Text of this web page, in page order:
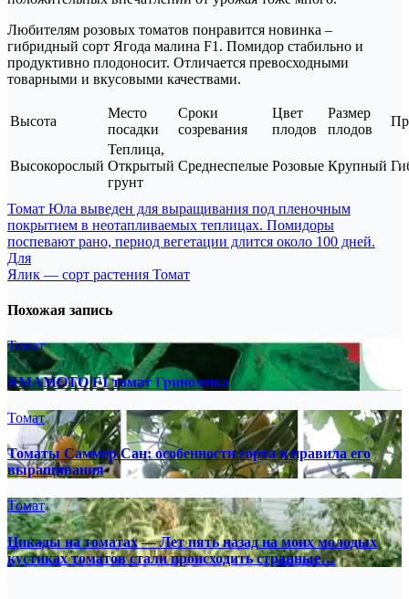
Любителям розовых томатов понравится новинка –
гибридный сорт Ягода малина F1. Помидор стабильно и
продуктивно плодоносит. Отличается превосходными
товарными и вкусовыми качествами.
Высота
Место
посадки
Сроки
созревания
Цвет
плодов
Размер
плодов
Высокорослый
Теплица,
Открытый
грунт
Среднеспелые Розовые Крупный
Навигация
по
записям
Томат Юла выведен для выращивания под пленочным
покрытием в неотапливаемых теплицах. Помидоры
поспевают рано, период вегетации длится около 100 дней.
Для
Ялик — сорт растения Томат
Похожая запись
Томат
ЯМАМОТО F1 томат Гриномика
Томат
Томаты Саммер Сан: особенности сорта и правила его
выращивания
Томат
Цикады на томатах — Лет пять назад на моих молодых
кустиках томатов стали происходить странные…